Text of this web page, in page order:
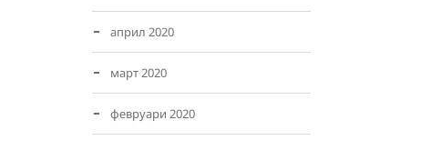
април 2020
март 2020
февруари 2020